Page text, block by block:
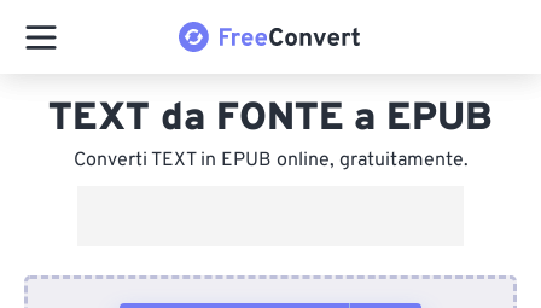
TEXT da FONTE a EPUB
Converti TEXT in EPUB online, gratuitamente.